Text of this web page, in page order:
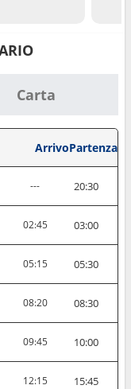
Carta
ArrivoPartenza
--- 20:30
02:45 03:00
05:15 05:30
08:20 08:30
09:45 10:00
12:15 15:45